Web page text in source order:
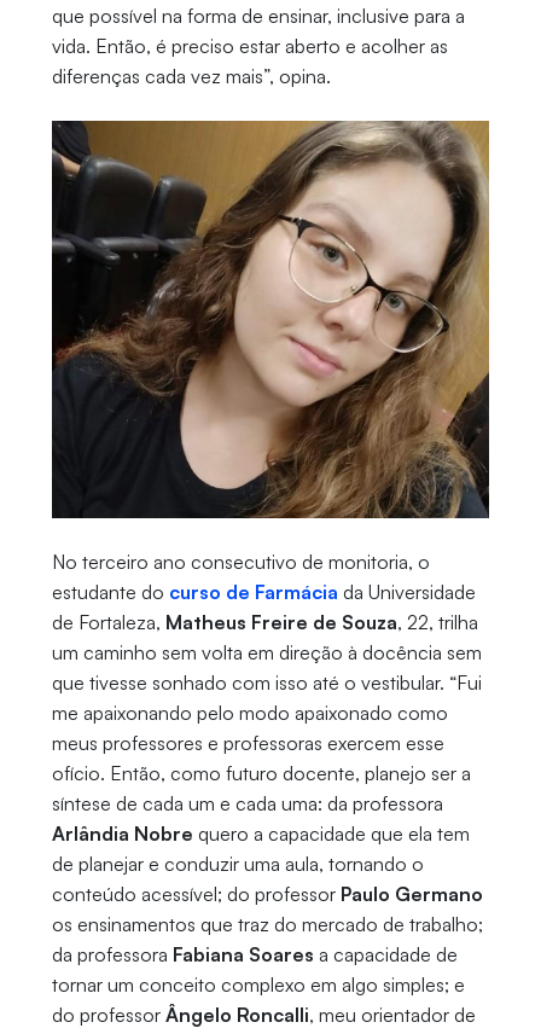
que possível na forma de ensinar, inclusive para a
vida. Então, é preciso estar aberto e acolher as
diferenças cada vez mais”, opina.
No terceiro ano consecutivo de monitoria, o
estudante do curso de Farmácia da Universidade
de Fortaleza, Matheus Freire de Souza, 22, trilha
um caminho sem volta em direção à docência sem
que tivesse sonhado com isso até o vestibular. “Fui
me apaixonando pelo modo apaixonado como
meus professores e professoras exercem esse
ofício. Então, como futuro docente, planejo ser a
síntese de cada um e cada uma: da professora
Arlândia Nobre quero a capacidade que ela tem
de planejar e conduzir uma aula, tornando o
conteúdo acessível; do professor Paulo Germano
os ensinamentos que traz do mercado de trabalho;
da professora Fabiana Soares a capacidade de
tornar um conceito complexo em algo simples; e
do professor Ângelo Roncalli, meu orientador de